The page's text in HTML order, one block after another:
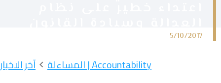
5/10/2017
آخر الاخبار Accountability | المساءلة